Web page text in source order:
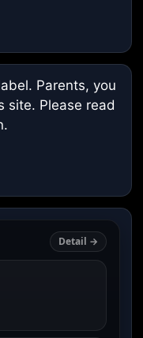
Parents, you
site. Please read
Detail →